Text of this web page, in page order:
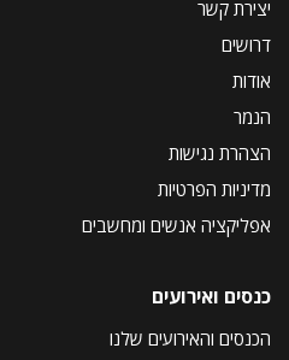
יצירת קשר
דרושים
אודות
הנמר
הצהרת נגישות
מדיניות הפרטיות
אפליקציה אנשים ומחשבים
כנסים ואירועים
הכנסים והאירועים שלנו